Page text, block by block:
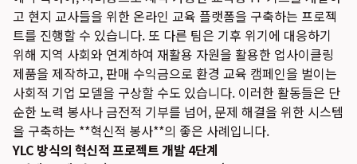
고 현지 교사들을 위한 온라인 교육 플랫폼을 구축하는 프로젝
트를 진행할 수 있습니다. 또 다른 팀은 기후 위기에 대응하기
위해 지역 사회와 연계하여 재활용 자원을 활용한 업사이클링
제품을 제작하고, 판매 수익금으로 환경 교육 캠페인을 벌이는
사회적 기업 모델을 구상할 수도 있습니다. 이러한 활동들은 단
순한 노력 봉사나 금전적 기부를 넘어, 문제 해결을 위한 시스템
을 구축하는 **혁신적 봉사**의 좋은 사례입니다.
YLC 방식의 혁신적 프로젝트 개발 4단계